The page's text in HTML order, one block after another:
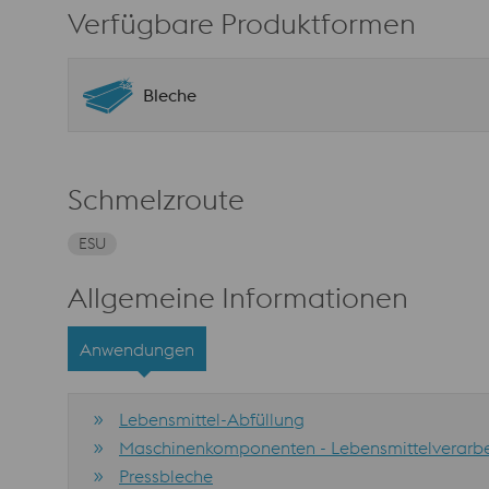
Verfügbare Produktformen
Bleche
Schmelzroute
ESU
Allgemeine Informationen
Anwendungen
Lebensmittel-Abfüllung
Maschinenkomponenten -
Pressbleche